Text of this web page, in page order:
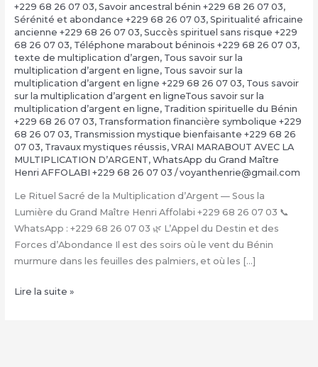
+229 68 26 07 03, Savoir ancestral bénin +229 68 26 07 03,
Sérénité et abondance +229 68 26 07 03, Spiritualité africaine
ancienne +229 68 26 07 03, Succès spirituel sans risque +229
68 26 07 03, Téléphone marabout béninois +229 68 26 07 03,
texte de multiplication d’argen, Tous savoir sur la
multiplication d’argent en ligne, Tous savoir sur la
multiplication d’argent en ligne +229 68 26 07 03, Tous savoir
sur la multiplication d’argent en ligneTous savoir sur la
multiplication d’argent en ligne, Tradition spirituelle du Bénin
+229 68 26 07 03, Transformation financière symbolique +229
68 26 07 03, Transmission mystique bienfaisante +229 68 26
07 03, Travaux mystiques réussis, VRAI MARABOUT AVEC LA
MULTIPLICATION D’ARGENT, WhatsApp du Grand Maître
Henri AFFOLABI +229 68 26 07 03 /voyanthenrie@gmail.com
Le Rituel Sacré de la Multiplication d’Argent — Sous la
Lumière du Grand Maître Henri Affolabi +229 68 26 07 03 📞
WhatsApp : +229 68 26 07 03 🌿 L’Appel du Destin et des
Forces d’Abondance Il est des soirs où le vent du Bénin
murmure dans les feuilles des palmiers, et où les […]
La
Lire la suite »